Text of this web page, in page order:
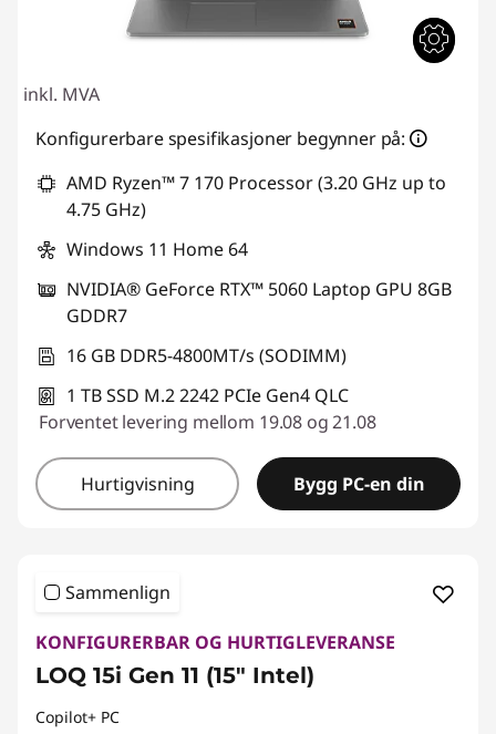
inkl. MVA
Konfigurerbare spesifikasjoner begynner på:
AMD Ryzen™ 7 170 Processor (3.20 GHz up to
4.75 GHz)
Windows 11 Home 64
NVIDIA® GeForce RTX™ 5060 Laptop GPU 8GB
GDDR7
16 GB DDR5-4800MT/s (SODIMM)
1 TB SSD M.2 2242 PCIe Gen4 QLC
Forventet levering mellom 19.08 og 21.08
Hurtigvisning Bygg PC-en din
Sammenlign
KONFIGURERBAR OG HURTIGLEVERANSE
LOQ 15i Gen 11 (15" Intel)
Copilot+ PC